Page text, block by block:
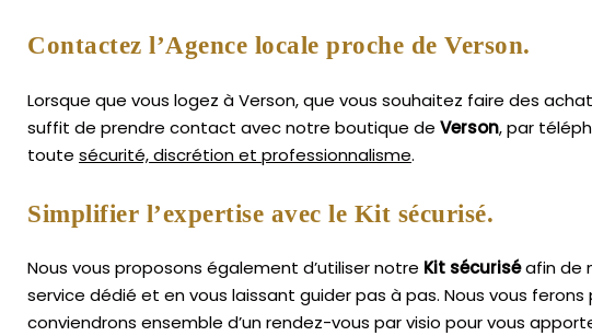
Contactez l’Agence locale proche de Verson.
Lorsque que vous logez à Verson, que vous souhaitez faire des
suffit de prendre contact avec notre boutique de Verson, par
toute sécurité, discrétion et professionnalisme.
Simplifier l’expertise avec le Kit sécurisé.
Nous vous proposons également d’utiliser notre Kit sécuriséafin de
service dédié et en vous laissant guider pas à pas. Nous vous
conviendrons ensemble d’un rendez-vous par visio pour vous